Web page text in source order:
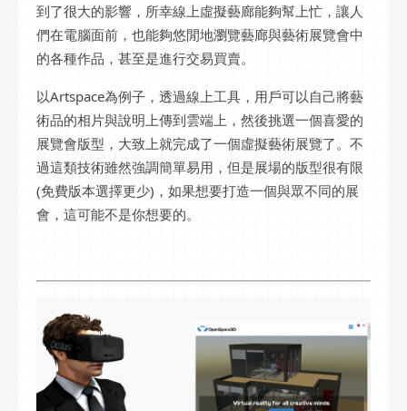
到了很大的影響，所幸線上虛擬藝廊能夠幫上忙，讓人
們在電腦面前，也能夠悠閒地瀏覽藝廊與藝術展覽會中
的各種作品，甚至是進行交易買賣。
以Artspace為例子，透過線上工具，用戶可以自己將藝
術品的相片與說明上傳到雲端上，然後挑選一個喜愛的
展覽會版型，大致上就完成了一個虛擬藝術展覽了。不
過這類技術雖然強調簡單易用，但是展場的版型很有限
(免費版本選擇更少)，如果想要打造一個與眾不同的展
會，這可能不是你想要的。